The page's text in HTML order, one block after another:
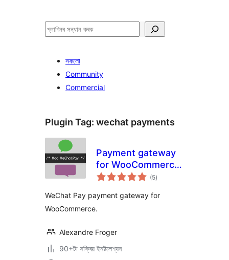
সন্ধান
সকলো
Community
Commercial
Plugin Tag: wechat payments
Payment gateway
for WooCommerce
– Woo WeChatPay
(5টা
মুঠ)
WeChat Pay payment gateway for
WooCommerce.
Alexandre Froger
90+টা সক্ৰিয় ইনষ্টলেশ্যন